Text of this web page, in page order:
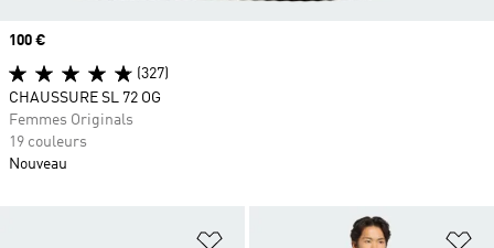
Ajouter à la Liste de produits
Prix
100 €
(327)
CHAUSSURE SL 72 OG
Femmes Originals
19 couleurs
Nouveau